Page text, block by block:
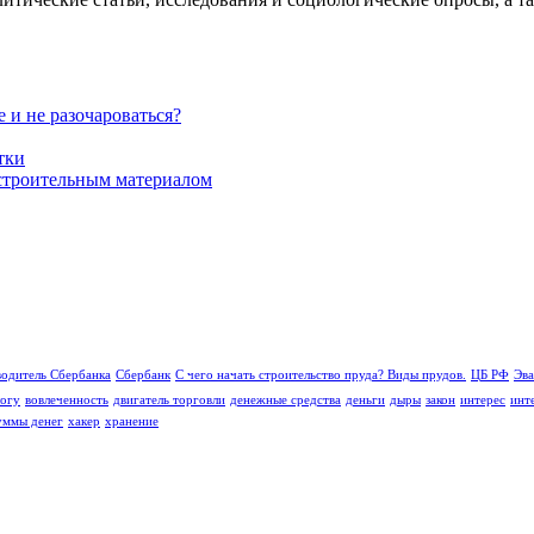
не разочароваться?
материалом
Сбербанка Сбербанк С чего начать строительство пруда? Виды прудов. ЦБ РФ
вовлеченность двигатель торговли денежные средства деньги дыры закон интерес
денег хакер хранение